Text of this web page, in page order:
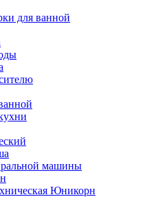
для ванной
машины
Юникорн